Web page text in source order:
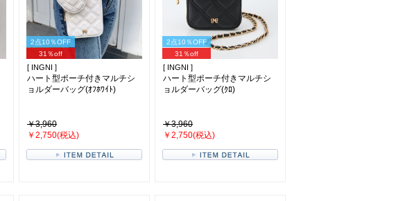
2点10％OFF
31％off
[ INGNI ]
ハート型ポーチ付きマルチシ
ョルダーバッグ(ｵﾌﾎﾜｲﾄ)
￥3,960
￥2,750(税込)
2点10％OFF
31％off
[ INGNI ]
ハート型ポーチ付きマルチシ
ョルダーバッグ(ｸﾛ)
￥3,960
￥2,750(税込)